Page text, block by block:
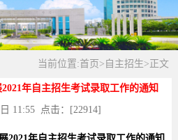
当前位置:首页 > 自主招生> 正文
年自主招生考试录取工作的通知
日 11:55 点击：[22914]